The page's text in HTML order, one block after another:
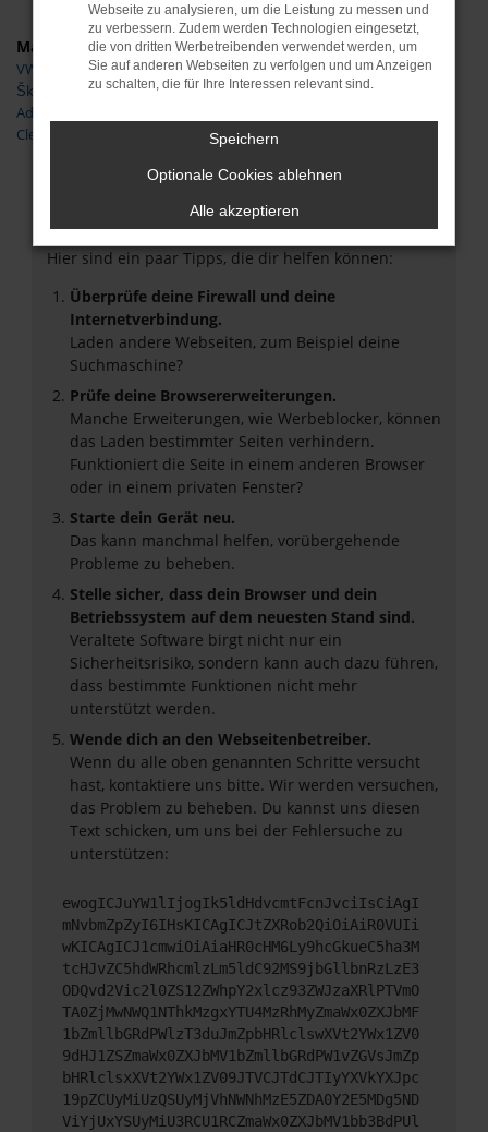
Marken
VW
Škoda
Adria
Clever
Fehler: Network Error
Beim Laden ist ein Fehler aufgetreten.
Hier sind ein paar Tipps, die dir helfen können:
Überprüfe deine Firewall und deine
Internetverbindung.
Laden andere Webseiten, zum Beispiel deine
Suchmaschine?
Prüfe deine Browsererweiterungen.
Manche Erweiterungen, wie Werbeblocker, können
das Laden bestimmter Seiten verhindern.
Funktioniert die Seite in einem anderen Browser
oder in einem privaten Fenster?
Starte dein Gerät neu.
Das kann manchmal helfen, vorübergehende
Probleme zu beheben.
Stelle sicher, dass dein Browser und dein
Betriebssystem auf dem neuesten Stand sind.
Veraltete Software birgt nicht nur ein
Sicherheitsrisiko, sondern kann auch dazu führen,
dass bestimmte Funktionen nicht mehr
unterstützt werden.
Wende dich an den Webseitenbetreiber.
Wenn du alle oben genannten Schritte versucht
hast, kontaktiere uns bitte. Wir werden versuchen,
das Problem zu beheben. Du kannst uns diesen
Text schicken, um uns bei der Fehlersuche zu
unterstützen:
ewogICJuYW1lIjogIk5ldHdvcmtFcnJvciIsCiAgI
mNvbmZpZyI6IHsKICAgICJtZXRob2QiOiAiR0VUIi
wKICAgICJ1cmwiOiAiaHR0cHM6Ly9hcGkueC5ha3M
tcHJvZC5hdWRhcmlzLm5ldC92MS9jbGllbnRzLzE3
ODQvd2Vic2l0ZS12ZWhpY2xlcz93ZWJzaXRlPTVmO
TA0ZjMwNWQ1NThkMzgxYTU4MzRhMyZmaWx0ZXJbMF
1bZmllbGRdPWlzT3duJmZpbHRlclswXVt2YWx1ZV0
9dHJ1ZSZmaWx0ZXJbMV1bZmllbGRdPW1vZGVsJmZp
bHRlclsxXVt2YWx1ZV09JTVCJTdCJTIyYXVkYXJpc
19pZCUyMiUzQSUyMjVhNWNhMzE5ZDA0Y2E5MDg5ND
ViYjUxYSUyMiU3RCU1RCZmaWx0ZXJbMV1bb3BdPUl
Webseite zu analysieren, um die Leistung zu messen und
zu verbessern. Zudem werden Technologien eingesetzt,
die von dritten Werbetreibenden verwendet werden, um
Sie auf anderen Webseiten zu verfolgen und um Anzeigen
zu schalten, die für Ihre Interessen relevant sind.
Speichern
Optionale Cookies ablehnen
Alle akzeptieren